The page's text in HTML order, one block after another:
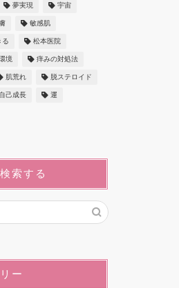
夢実現 宇宙
敏感肌
る 松本医院
境 痒みの対処法
肌荒れ 脱ステロイド
自己成長 運
索する
ー